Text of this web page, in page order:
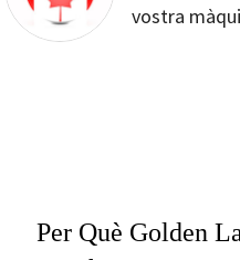
vostra
mantindré
Per Què Golden